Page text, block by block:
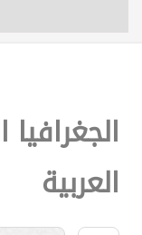
اتصل بنا
العربية